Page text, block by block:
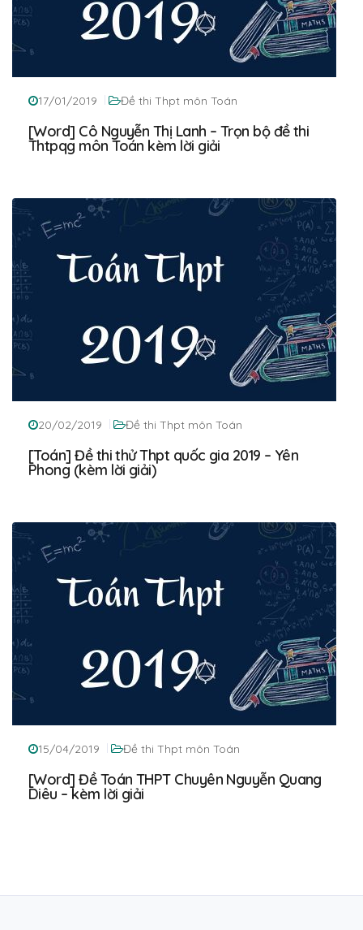
17/01/2019 Đề thi Thpt môn Toán
[Word] Cô Nguyễn Thị Lanh – Trọn bộ đề thi
Thtpqg môn Toán kèm lời giải
20/02/2019 Đề thi Thpt môn Toán
[Toán] Đề thi thử Thpt quốc gia 2019 – Yên
Phong (kèm lời giải)
15/04/2019 Đề thi Thpt môn Toán
[Word] Đề Toán THPT Chuyên Nguyễn Quang
Diêu – kèm lời giải